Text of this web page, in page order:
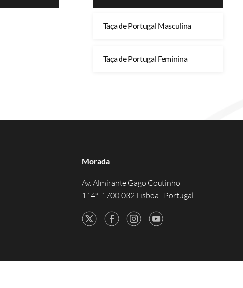
Taça de Portugal Masculina
Taça de Portugal Feminina
Morada
Av. Almirante Gago Coutinho
114° .1700-032 Lisboa - Portugal